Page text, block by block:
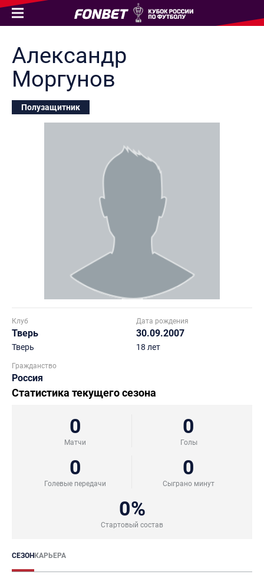
Александр
Моргунов
Полузащитник
Клуб
Тверь
Тверь
Дата рождения
30.09.2007
18 лет
Гражданство
Россия
Статистика текущего сезона
0
Матчи
0
Голы
0
Голевые передачи
0
Сыграно минут
0%
Стартовый состав
СЕЗОНКАРЬЕРА